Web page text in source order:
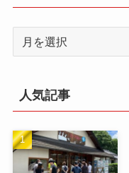
ブ
人気記事